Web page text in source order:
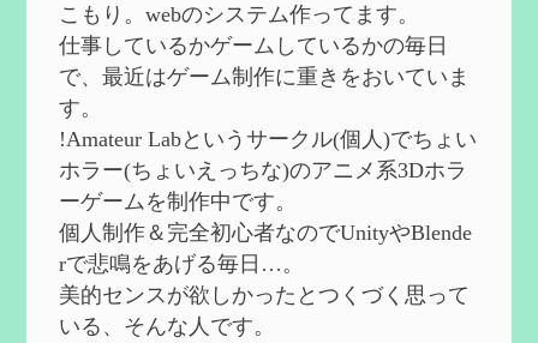
第５７回 アチーブメント「対決者・１」
を手に入れたい
を作成
2024/09/02
第５６回 ムアラニの簡易解説と使用感な
ど【0~1凸】
2024/08/11
第５５回 【無凸無モチ】エミリエを使っ
てみた感想を作成
2024/06/26
第４９回 フリーナの簡易性能紹介とテン
ションについての検証を更新
2024/05/12
こもり。webのシステム作ってます。
仕事しているかゲームしているかの毎日
で、最近はゲーム制作に重きをおいていま
す。
!Amateur Labというサークル(個人)でちょい
ホラー(ちょいえっちな)のアニメ系3Dホラ
ーゲームを制作中です。
個人制作＆完全初心者なのでUnityやBlende
rで悲鳴をあげる毎日…。
美的センスが欲しかったとつくづく思って
いる、そんな人です。